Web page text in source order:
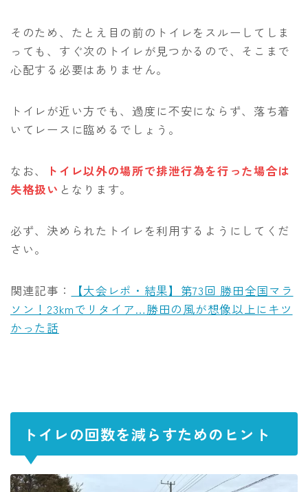
そのため、たとえ目の前のトイレをスルーしてしま
っても、すぐ次のトイレが見つかるので、そこまで
心配する必要はありません。
トイレが近い方でも、過度に不安にならず、落ち着
いてレースに臨めるでしょう。
なお、
トイレ以外の場所で排泄行為を行った場合は
失格扱い となります。
必ず、決められたトイレを利用するようにしてくだ
さい。
関連記事：
【大会レポ・結果】第73回 勝田全国マラ
ソン！23kmでリタイア…勝田の風が想像以上にキツ
かった話
トイレの回数を減らすためのヒント